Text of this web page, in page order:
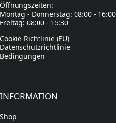
Öffnungszeiten:
Montag - Donnerstag: 08:00 - 16:00
Freitag: 08:00 - 15:30
Cookie-Richtlinie (EU)
Datenschutzrichtlinie
Bedingungen
INFORMATION
Shop